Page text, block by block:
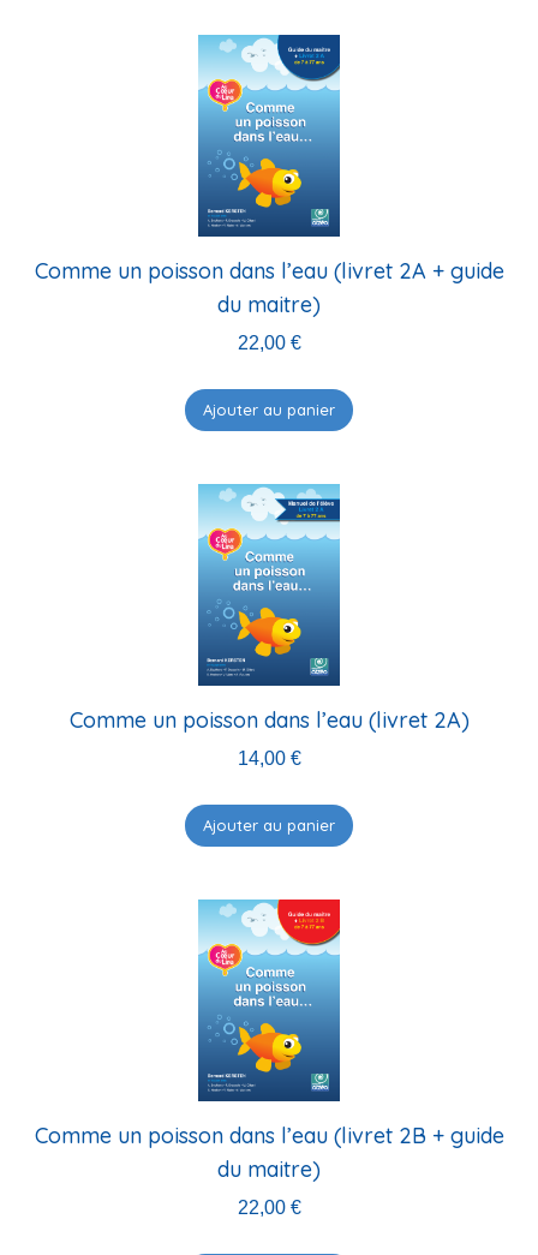
Comme un poisson dans l’eau (livret 2A + guide
du maitre)
22,00 €
Ajouter au panier
Comme un poisson dans l’eau (livret 2A)
14,00 €
Ajouter au panier
Comme un poisson dans l’eau (livret 2B + guide
du maitre)
22,00 €